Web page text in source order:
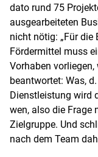
dato rund 75
ausgearbeiteten
nicht nötig: „Für die
Fördermittel muss
Vorhaben
beantwortet: Was,
Dienstleistung wird
wen, also die Frage
Zielgruppe. Und
nach dem Team